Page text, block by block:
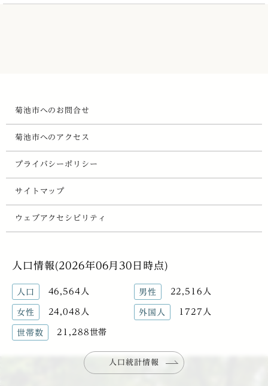
菊池市へのお問合せ
菊池市へのアクセス
プライバシーポリシー
サイトマップ
ウェブアクセシビリティ
人口情報(2026年06月30日時点)
人口 46,564人 男性 22,516人
女性 24,048人 外国人 1727人
世帯数 21,288世帯
人口統計情報